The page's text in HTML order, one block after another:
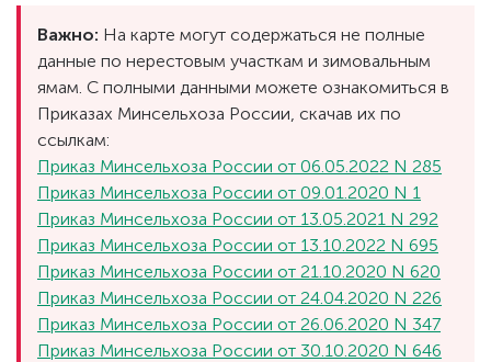
Важно: На карте могут содержаться не полные
данные по нерестовым участкам и зимовальным
ямам. С полными данными можете ознакомиться в
Приказах Минсельхоза России, скачав их по
ссылкам:
Приказ Минсельхоза России от 06.05.2022 N 285
Приказ Минсельхоза России от 09.01.2020 N 1
Приказ Минсельхоза России от 13.05.2021 N 292
Приказ Минсельхоза России от 13.10.2022 N 695
Приказ Минсельхоза России от 21.10.2020 N 620
Приказ Минсельхоза России от 24.04.2020 N 226
Приказ Минсельхоза России от 26.06.2020 N 347
Приказ Минсельхоза России от 30.10.2020 N 646